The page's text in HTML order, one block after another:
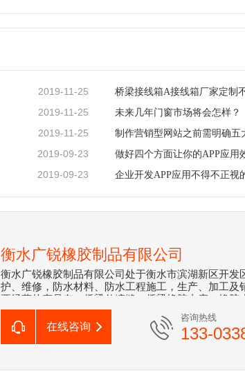
2019-11-25 桥梁接线箱A接线箱厂家定制
2019-11-25 未来几年门窗市场将会怎样？
2019-11-25 制作营销型网站之前需明确五
2019-09-23 做好四个方面让你的APP应用
2019-09-23 企业开发APP应用不得不正视
衡水广锐橡胶制品有限公司
衡水广锐橡胶制品有限公司处于衡水市滨湖新区开发
护、维修，防水材料、防水工程施工，生产、加工及
要经营的产品有：桥梁伸缩缝、桥梁橡胶支座、橡胶
粘型止水带、钢板止水带、遇水膨胀橡胶止水带）,橡
系列产品。产品***应用于公路桥梁、铁道桥梁及隧
等建筑工程，并被许多大中型重点工程所采用，取得
在线咨询
咨询热线
133-